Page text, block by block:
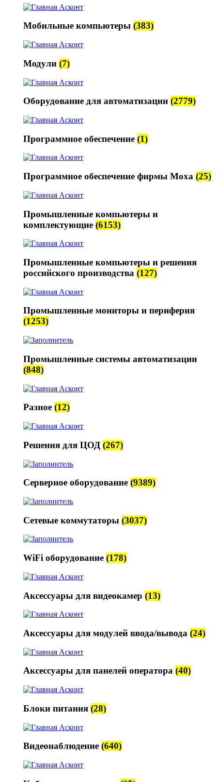
Мобильные компьютеры (383)
Модули (7)
Оборудование для автоматизации (2779)
Программное обеспечение (1)
Программное обеспечение фирмы Moxa (25)
Промышленные компьютеры и
комплектующие (6153)
Промышленные компьютеры и решения
российского производства (127)
Промышленные мониторы и периферия
(1253)
Промышленные системы автоматизации
(848)
Разное (12)
Решения для ЦОД (267)
Серверное оборудование (9389)
Сетевые коммутаторы (3037)
WiFi оборудование (178)
Аксессуары для видеокамер (13)
Аксессуары для модулей ввода/вывода (24)
Аксессуары для панелей оператора (40)
Блоки питания (28)
Видеонаблюдение (640)